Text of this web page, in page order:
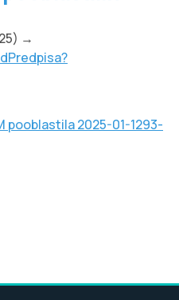
→
pooblastila 2025-01-1293-